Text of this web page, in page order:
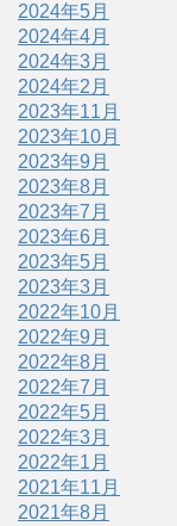
2024年5月
2024年4月
2024年3月
2024年2月
2023年11月
2023年10月
2023年9月
2023年8月
2023年7月
2023年6月
2023年5月
2023年3月
2022年10月
2022年9月
2022年8月
2022年7月
2022年5月
2022年3月
2022年1月
2021年11月
2021年8月